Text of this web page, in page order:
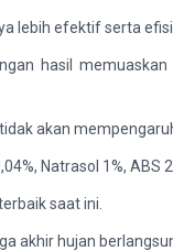
lebih efektif serta
hasil
akan
Natrasol 1%, ABS
saat ini.
akhir hujan